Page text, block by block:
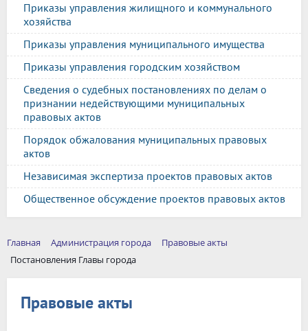
Приказы управления жилищного и коммунального
хозяйства
Приказы управления муниципального имущества
Приказы управления городским хозяйством
Сведения о судебных постановлениях по делам о
признании недействующими муниципальных
правовых актов
Порядок обжалования муниципальных правовых
актов
Независимая экспертиза проектов правовых актов
Общественное обсуждение проектов правовых актов
Главная Администрация города
Правовые акты
Постановления Главы города
Правовые акты